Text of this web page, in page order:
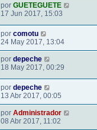
por GUETEGUETE
17 Jun 2017, 15:03
por comotu
24 May 2017, 13:04
por depeche
18 May 2017, 00:29
por depeche
13 Abr 2017, 00:05
por Administrador
08 Abr 2017, 11:02